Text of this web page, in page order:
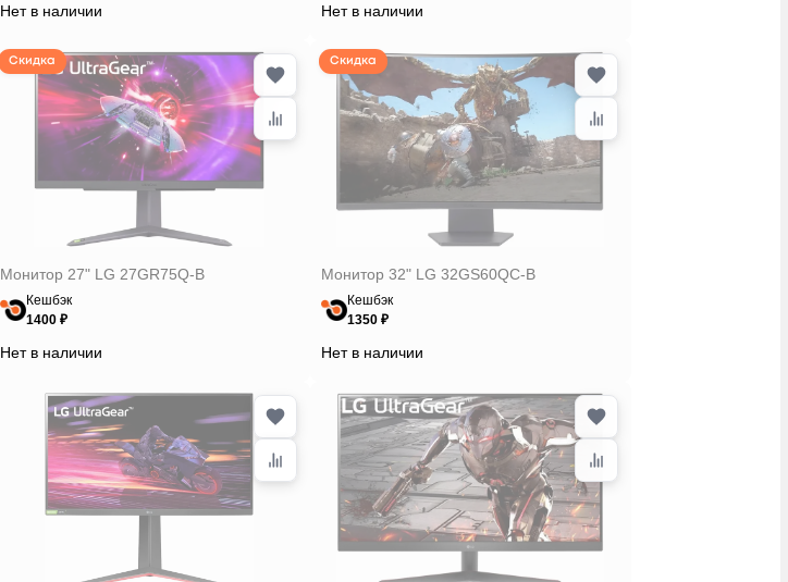
Нет в наличии Нет в наличии
Скидка
Монитор 27" LG 27GR75Q-B
Кешбэк
1400 ₽
Нет в наличии
Скидка
Монитор 32" LG 32GS60QC-B
Кешбэк
1350 ₽
Нет в наличии